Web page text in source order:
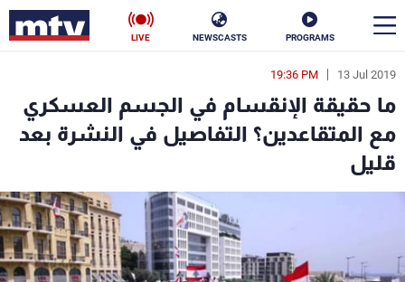
PROGRAMS
NEWSCASTS
LIVE
13 Jul 2019
19:36 PM
ما حقيقة الإنقسام في الجسم العسكري
مع المتقاعدين؟ التفاصيل في النشرة بعد
قليل
en
الأخبار
سياسة
فن
رياضة